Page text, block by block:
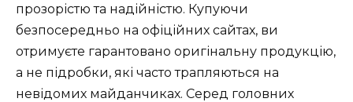
прозорістю та надійністю. Купуючи
безпосередньо на офіційних сайтах, ви
отримуєте гарантовано оригінальну продукцію,
а не підробки, які часто трапляються на
невідомих майданчиках. Серед головних